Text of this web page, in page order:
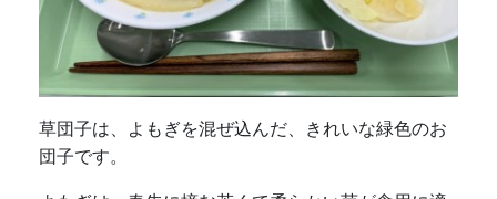
草団子は、よもぎを混ぜ込んだ、きれいな緑色のお
団子です。